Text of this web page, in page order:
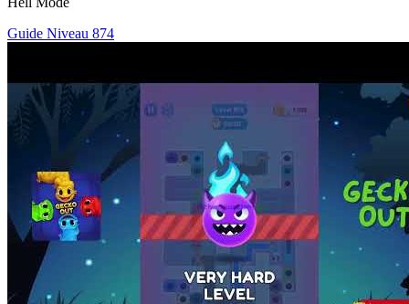
Guide Niveau 874